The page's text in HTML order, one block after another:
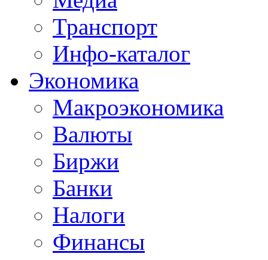
Транспорт
Инфо-каталог
Экономика
Макроэкономика
Валюты
Биржи
Банки
Налоги
Финансы